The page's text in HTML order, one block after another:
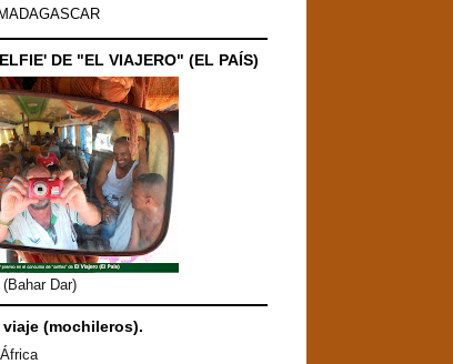
DE "EL VIAJERO" (EL PAÍS)
Dar)
(mochileros).